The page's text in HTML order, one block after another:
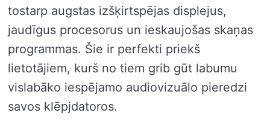
tostarp augstas izšķirtspējas displejus,
jaudīgus procesorus un ieskaujošas skaņas
programmas. Šie ir perfekti priekš
lietotājiem, kurš no tiem grib gūt labumu
vislabāko iespējamo audiovizuālo pieredzi
savos klēpjdatoros.